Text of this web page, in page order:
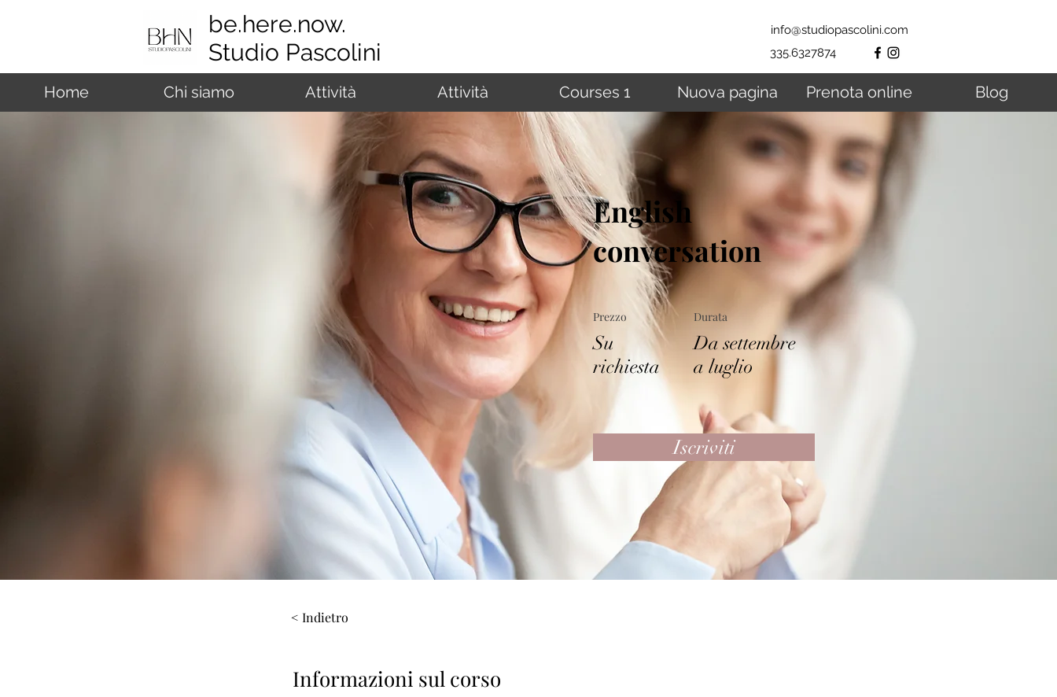
be.here.now.
Studio Pascolini
info@studiopascolini.com
335.6327874
Home Chi siamo Attività Attività Courses 1 Nuova pagina Prenota online Blog
English
conversation
Prezzo
Su
richiesta
Durata
Da settembre
a luglio
Iscriviti
< Indietro
Informazioni sul corso